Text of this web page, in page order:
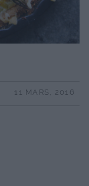
11 MARS, 2016